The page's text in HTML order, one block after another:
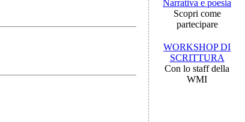
Narrativa e poesia
Scopri come
partecipare
WORKSHOP DI
SCRITTURA
Con lo staff della
WMI